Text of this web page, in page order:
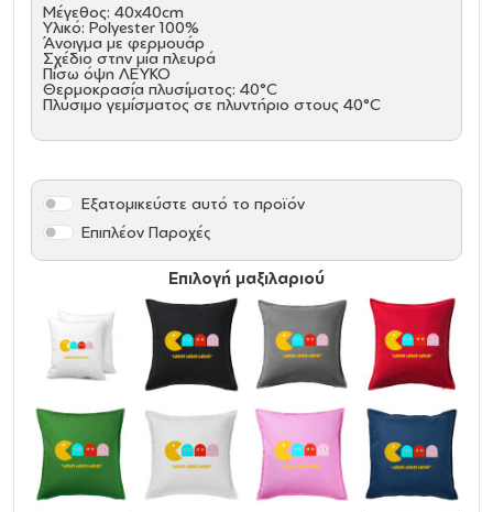
Μέγεθος: 40x40cm
Υλικό: Polyester 100%
Άνοιγμα με φερμουάρ
Σχέδιο στην μία πλευρά
Πίσω όψη ΛΕΥΚΟ
Θερμοκρασία πλυσίματος: 40°C
Πλύσιμο γεμίσματος σε πλυντήριο στους 40°C
Επιλογή μαξιλαριού
Εξατομικεύστε αυτό το προϊόν
Επιπλέον Παροχές